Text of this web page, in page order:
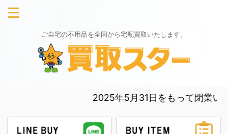
ご自宅の不用品を全国から宅配買取いたします。
2025年5月31日をもって閉業いたしました